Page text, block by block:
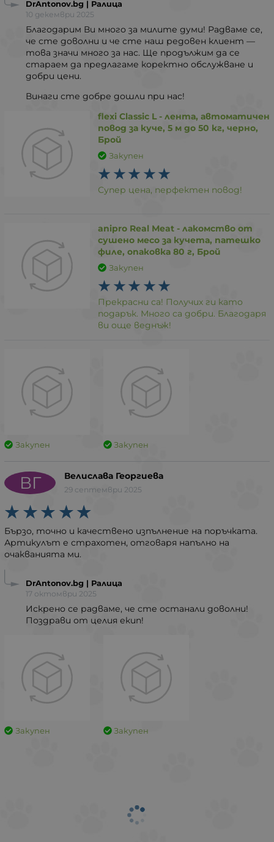
DrAntonov.bg | Ралица
10 декември 2025
Благодарим Ви много за милите думи! Радваме се,
че сте доволни и че сте наш редовен клиент —
това значи много за нас. Ще продължим да се
стараем да предлагаме коректно обслужване и
добри цени.
Винаги сте добре дошли при нас!
flexi Classic L - лента, автоматичен
повод за куче, 5 м до 50 кг, черно,
Брой
Закупен
Супер цена, перфектен повод!
anipro Real Мeat - лакомство от
сушено месо за кучета, патешко
филе, опаковка 80 г, Брой
Закупен
Прекрасни са! Получих ги като
подарък. Много са добри. Благодаря
ви още веднъж!
Закупен Закупен
ВГ Велислава Георгиева
29 септември 2025
Бързо, точно и качествено изпълнение на поръчката.
Артикулът е страхотен, отговаря напълно на
очакванията ми.
DrAntonov.bg | Ралица
17 октомври 2025
Искрено се радваме, че сте останали доволни!
Поздрави от целия екип!
Закупен Закупен